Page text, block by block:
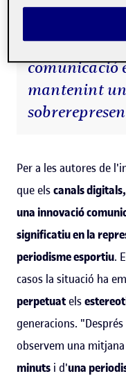
“Noves
comunicació
mantenint
Per a les autores de
que elscanals
una innovació
significatiu en la
periodisme esportiu.
casos la situació ha
perpetuatels
generacions.
observem una
minuts i d'una